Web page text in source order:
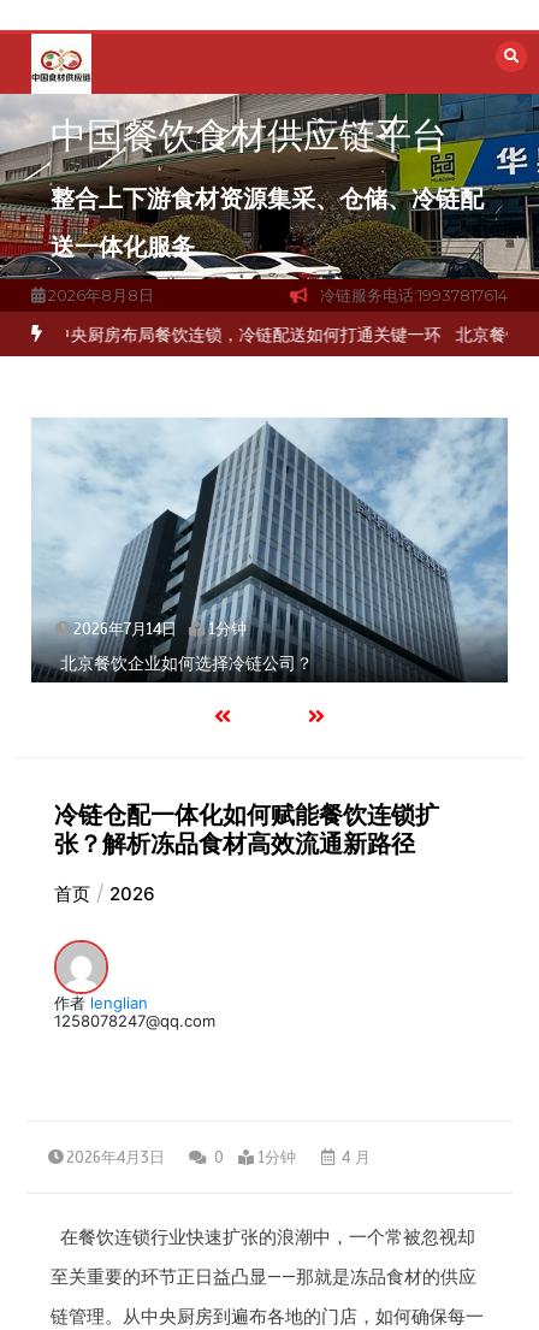
容
中国餐饮食材供应链平台
整合上下游食材资源集采、仓储、冷链配
送一体化服务
2026年8月8日 冷链服务电话:19937817614
食材流通难题？ 杭州中央厨房布局餐饮连锁，冷链配送如何打通关键
2026年7月14日 1分钟
北京餐饮企业如何选择冷链公司？
冷链仓配一体化如何赋能餐饮连锁扩
张？解析冻品食材高效流通新路径
首页 2026
作者 lenglian
1258078247@qq.com
2026年4月3日 0 1分钟 4 月
在餐饮连锁行业快速扩张的浪潮中，一个常被忽视却
至关重要的环节正日益凸显——那就是冻品食材的供应
链管理。从中央厨房到遍布各地的门店，如何确保每一